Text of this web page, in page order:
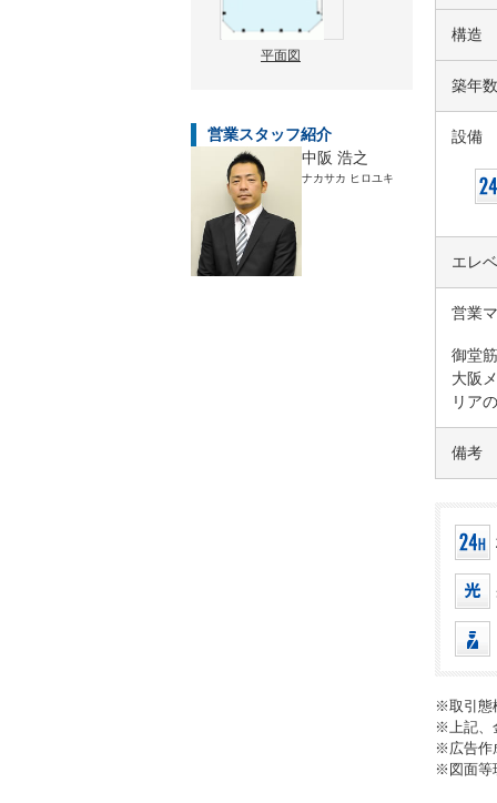
平面図
営業スタッフ紹介
中阪 浩之
ナカサカ ヒロユキ
構造
築年数
設備
エレ
営業
御堂
大阪
リア
備考
※取引態
※上記、
※広告作
※図面等